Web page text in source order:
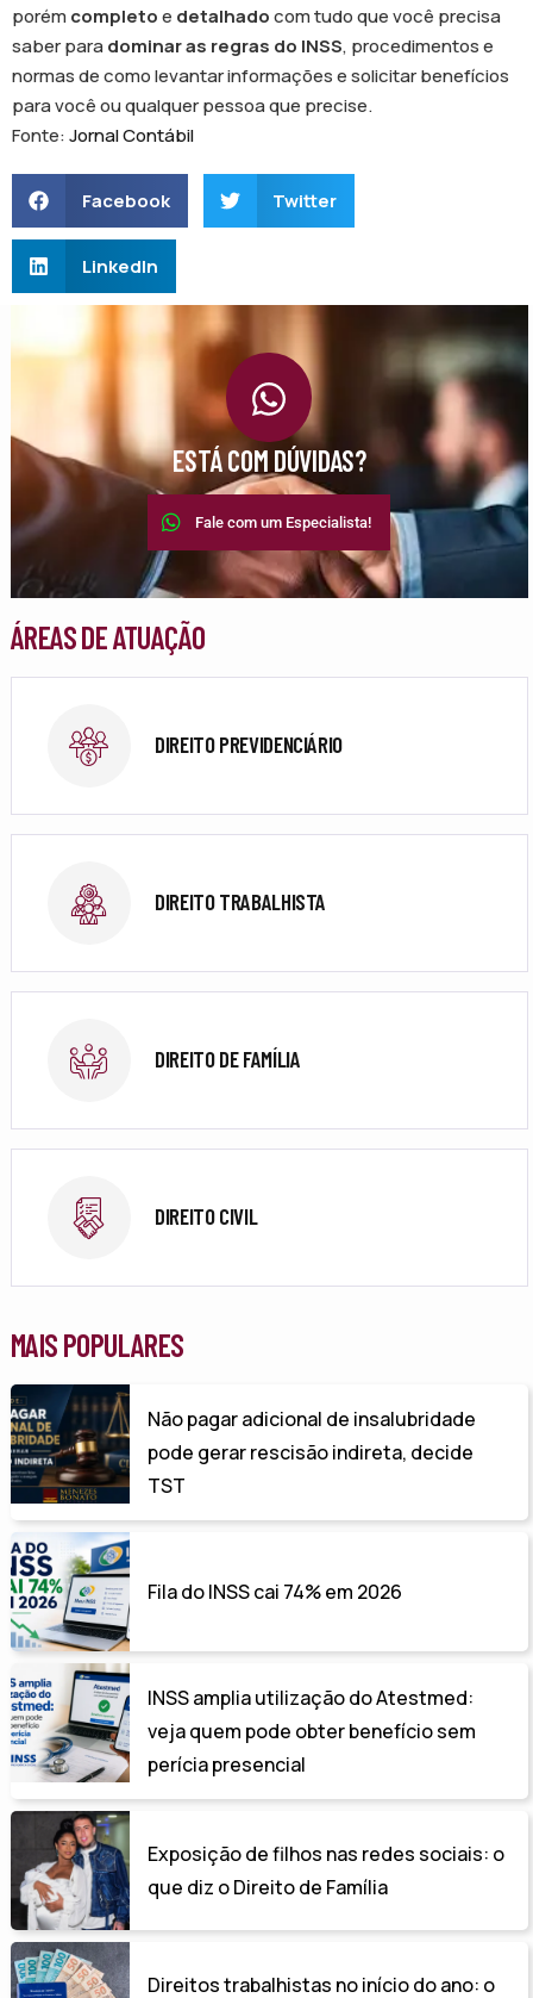
porém completoe detalhadocom tudo que você precisa
saber para dominar as regras do INSS, procedimentos e
normas de como levantar informações e solicitar benefícios
para você ou qualquer pessoa que precise.
Fonte:Jornal Contábil
Facebook Twitter
LinkedIn
ESTÁ COM DÚVIDAS?
Fale com um Especialista!
ÁREAS DE ATUAÇÃO
DIREITO PREVIDENCIÁRIO
DIREITO TRABALHISTA
DIREITO DE FAMÍLIA
DIREITO CIVIL
MAIS POPULARES
Não pagar adicional de insalubridade
pode gerar rescisão indireta, decide
TST
Fila do INSS cai 74% em 2026
INSS amplia utilização do Atestmed:
veja quem pode obter benefício sem
perícia presencial
Exposição de filhos nas redes sociais: o
que diz o Direito de Família
Direitos trabalhistas no início do ano: o